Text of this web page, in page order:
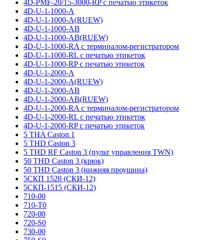
4D-PMF-20/15-3000-RP с печатью этикеток
4D-U-1-1000-A
4D-U-1-1000-A(RUEW)
4D-U-1-1000-AB
4D-U-1-1000-AB(RUEW)
4D-U-1-1000-RA с терминалом-регистратором
4D-U-1-1000-RL с печатью этикеток
4D-U-1-1000-RP с печатью этикеток
4D-U-1-2000-A
4D-U-1-2000-A(RUEW)
4D-U-1-2000-AB
4D-U-1-2000-AB(RUEW)
4D-U-1-2000-RA с терминалом-регистратором
4D-U-1-2000-RL с печатью этикеток
4D-U-1-2000-RP с печатью этикеток
5 THA Caston 1
5 THD Caston 3
5 THD RF Caston 3 (пульт управления TWN)
50 THD Caston 3 (крюк)
50 THD Caston 3 (нижняя проушина)
5СКП 1520 (СКИ-12)
5СКП-1515 (СКИ-12)
710-00
710-T0
720-00
720-S0
730-00